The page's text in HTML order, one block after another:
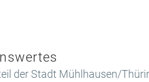
der Stadt Mühlhausen/